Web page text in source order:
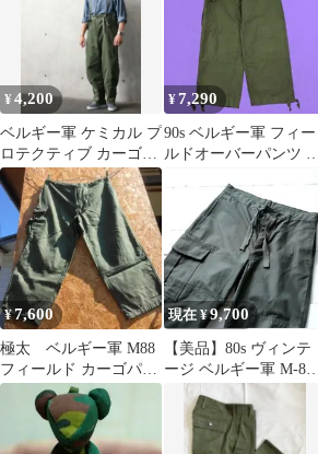
¥4,200
ベルギー軍 ケミカル プ
ロテクティブ カーゴパ
ンツ サスペンダー ミリ
タリー
¥7,290
90s ベルギー軍 フィー
ルドオーバーパンツ 1A
¥7,600
極太 ベルギー軍 M88
フィールド カーゴパン
ツ ABL SEYNTEX
現在 ¥9,700
【美品】80s ヴィンテ
ージ ベルギー軍 M-88
オーバーパンツ